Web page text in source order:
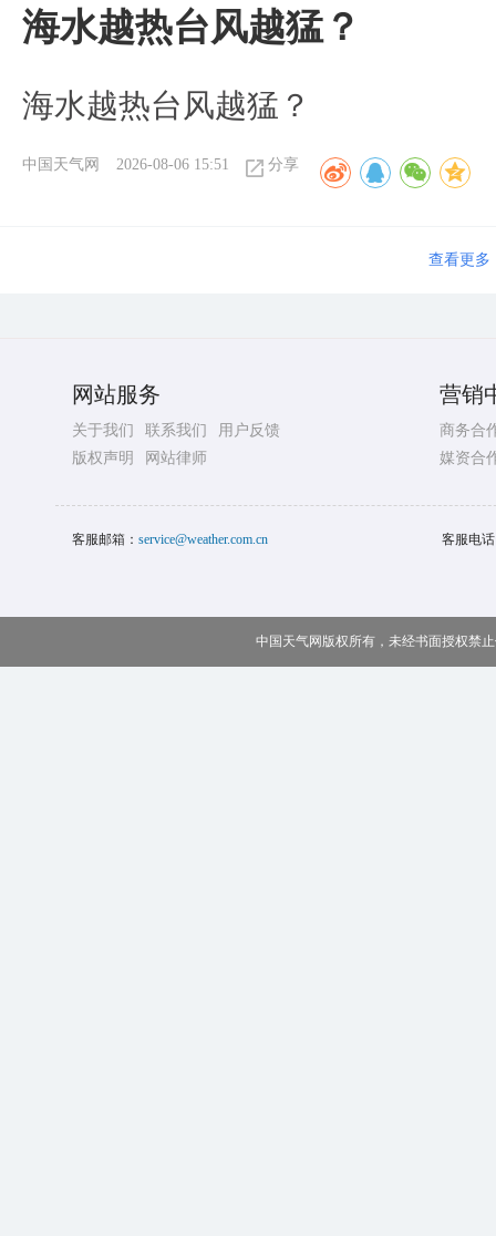
海水越热台风越猛？
海水越热台风越猛？
中国天气网 2026-08-06 15:51 分享
查看更多
网站服务
关于我们 联系我们
用户反馈
版权声明
网站律师
营销
商务合
媒资合
客服邮箱： service@weather.com.cn 客服电
中国天气网版权所有，未经书面授权